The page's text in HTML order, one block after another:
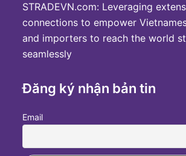
STRADEVN.com: Leveraging
connections to empower
and importers to reach the world
seamlessly
Đăng ký nhận bản tin
Email